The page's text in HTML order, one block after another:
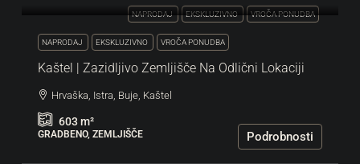
NAPRODAJ EKSKLUZIVNO VROČA PONUDBA
NAPRODAJ EKSKLUZIVNO VROČA PONUDBA
Kaštel | Zazidljivo Zemljišče Na Odlični Lokaciji
Hrvaška, Istra, Buje, Kaštel
603m²
GRADBENO, ZEMLJIŠČE Podrobnosti